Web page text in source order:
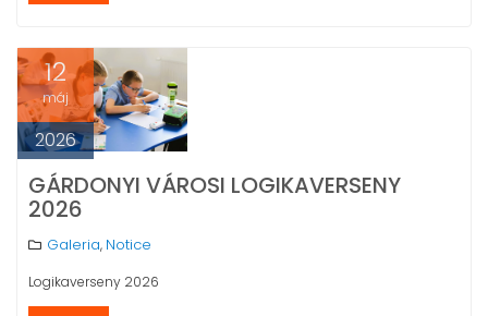
12
máj
2026
GÁRDONYI VÁROSI LOGIKAVERSENY
2026
Galeria, Notice
Logikaverseny 2026